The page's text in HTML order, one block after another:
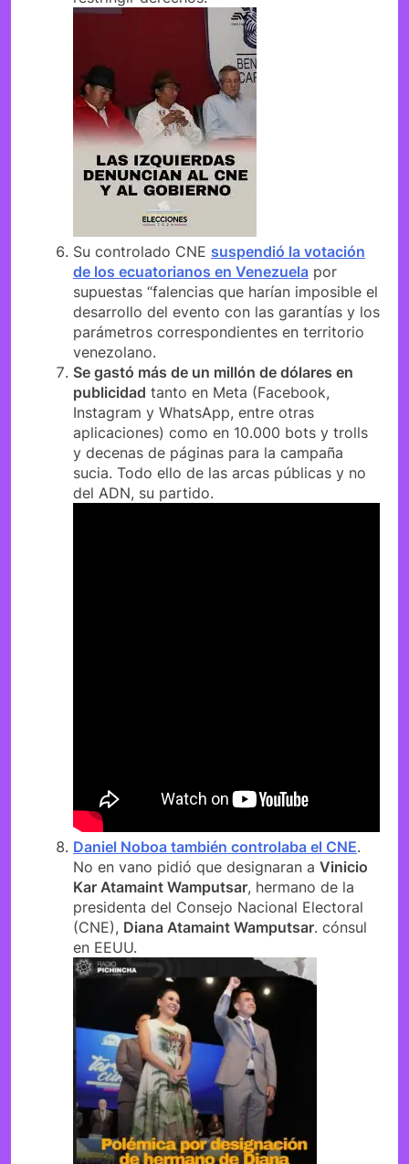
Su controlado CNE suspendió la votación
de los ecuatorianos en Venezuela por
supuestas “falencias que harían imposible el
desarrollo del evento con las garantías y los
parámetros correspondientes en territorio
venezolano.
Se gastó más de un millón de dólares en
publicidad tanto en Meta (Facebook,
Instagram y WhatsApp, entre otras
aplicaciones) como en 10.000 bots y trolls
y decenas de páginas para la campaña
sucia. Todo ello de las arcas públicas y no
del ADN, su partido.
Daniel Noboa también controlaba el CNE.
No en vano pidió que designaran a Vinicio
Kar Atamaint Wamputsar, hermano de la
presidenta del Consejo Nacional Electoral
(CNE), Diana Atamaint Wamputsar. cónsul
en EEUU.